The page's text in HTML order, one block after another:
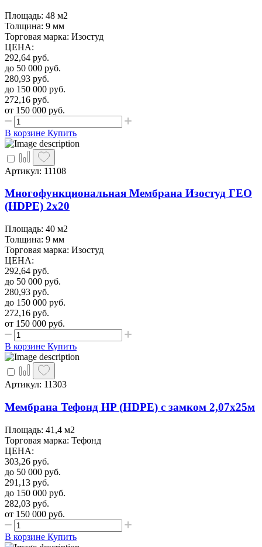
Площадь: 48 м2
Толщина: 9 мм
Торговая марка: Изостуд
ЦЕНА:
292,64 руб.
до 50 000 руб.
280,93 руб.
до 150 000 руб.
272,16 руб.
от 150 000 руб.
В корзине Купить
Артикул: 11108
Многофункциональная Мембрана Изостуд ГЕО
(HDPE) 2х20
Площадь: 40 м2
Толщина: 9 мм
Торговая марка: Изостуд
ЦЕНА:
292,64 руб.
до 50 000 руб.
280,93 руб.
до 150 000 руб.
272,16 руб.
от 150 000 руб.
В корзине Купить
Артикул: 11303
Мембрана Тефонд HP (HDPE) с замком 2,07х25м
Площадь: 41,4 м2
Торговая марка: Тефонд
ЦЕНА:
303,26 руб.
до 50 000 руб.
291,13 руб.
до 150 000 руб.
282,03 руб.
от 150 000 руб.
В корзине Купить